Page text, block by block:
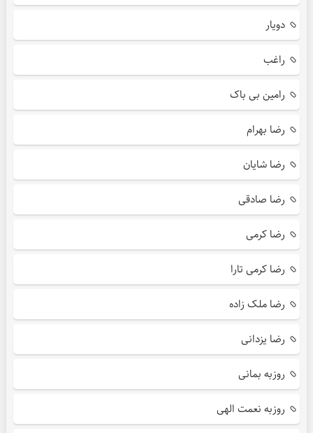
دویار
راغب
رامین بی باک
رضا بهرام
رضا شایان
رضا صادقی
رضا کرمی
رضا کرمی تارا
رضا ملک زاده
رضا یزدانی
روزبه بمانی
روزبه نعمت الهی